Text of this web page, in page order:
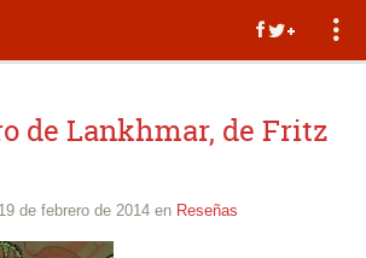
de Lankhmar, de Fritz
de febrero de 2014 en Reseñas